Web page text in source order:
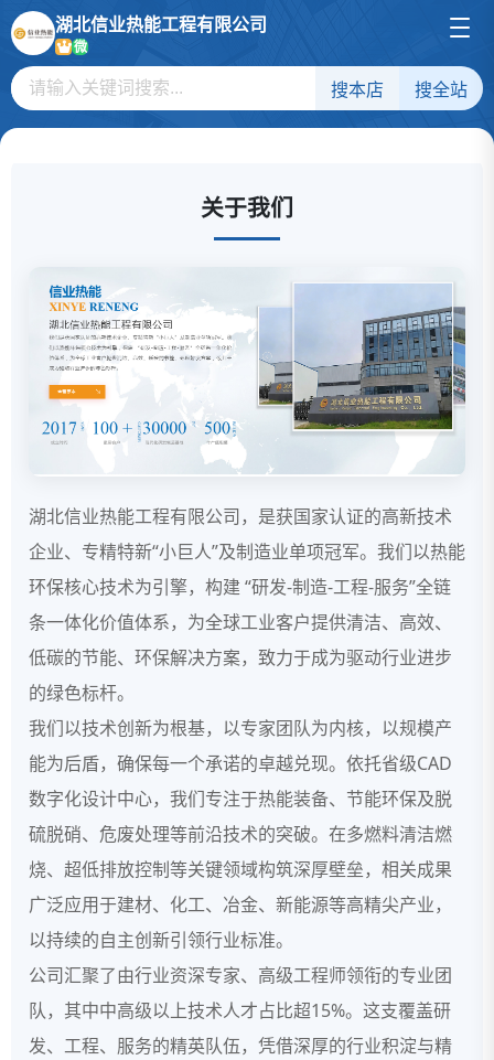
湖北信业热能工程有限公司
微
搜本店 搜全站
关于我们
湖北信业热能工程有限公司，是获国家认证的高新技术
企业、专精特新“小巨人”及制造业单项冠军。我们以热能
环保核心技术为引擎，构建 “研发-制造-工程-服务”全链
条一体化价值体系，为全球工业客户提供清洁、高效、
低碳的节能、环保解决方案，致力于成为驱动行业进步
的绿色标杆。
我们以技术创新为根基，以专家团队为内核，以规模产
能为后盾，确保每一个承诺的卓越兑现。依托省级CAD
数字化设计中心，我们专注于热能装备、节能环保及脱
硫脱硝、危废处理等前沿技术的突破。在多燃料清洁燃
烧、超低排放控制等关键领域构筑深厚壁垒，相关成果
广泛应用于建材、化工、冶金、新能源等高精尖产业，
以持续的自主创新引领行业标准。
公司汇聚了由行业资深专家、高级工程师领衔的专业团
队，其中中高级以上技术人才占比超15%。这支覆盖研
发、工程、服务的精英队伍，凭借深厚的行业积淀与精